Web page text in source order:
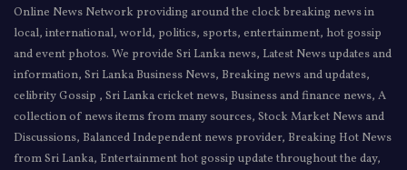
Online News Network providing around the clock breaking news in
local, international, world, politics, sports, entertainment, hot gossip
and event photos. We provide Sri Lanka news, Latest News updates and
information, Sri Lanka Business News, Breaking news and updates,
celibrity Gossip , Sri Lanka cricket news, Business and finance news, A
collection of news items from many sources, Stock Market News and
Discussions, Balanced Independent news provider, Breaking Hot News
from Sri Lanka, Entertainment hot gossip update throughout the day,